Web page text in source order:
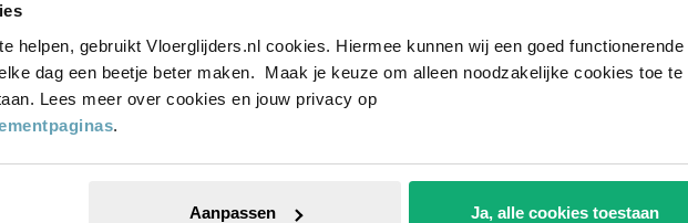
helpen, gebruikt Vloerglijders.nl cookies. Hiermee kunnen wij een goed functionerende
dag een beetje beter maken. Maak je keuze om alleen noodzakelijke cookies toe te
Lees meer over cookies en jouw privacy op
.
Aanpassen Ja, alle cookies toestaan
van de vloer omstandigheden (zoals het